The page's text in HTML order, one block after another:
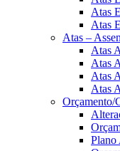
Atas
Atas
Atas –
Atas
Atas
Atas
Atas
Orçamento/
Plano